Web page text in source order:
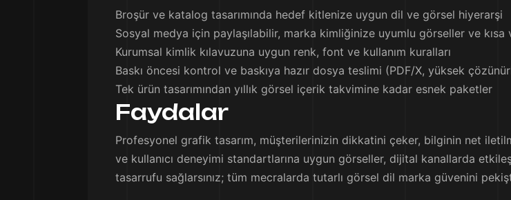
Broşür ve katalog tasarımında hedef kitlenize uygun dil ve görsel hiyerarşi
Sosyal medya için paylaşılabilir, marka kimliğinize uyumlu görseller ve kısa
Kurumsal kimlik kılavuzuna uygun renk, font ve kullanım kuralları
Baskı öncesi kontrol ve baskıya hazır dosya teslimi (PDF/X, yüksek
Tek ürün tasarımından yıllık görsel içerik takvimine kadar esnek paketler
Faydalar
Profesyonel grafik tasarım, müşterilerinizin dikkatini çeker, bilginin net
ve kullanıcı deneyimi standartlarına uygun görseller, dijital kanallarda
tasarrufu sağlarsınız; tüm mecralarda tutarlı görsel dil marka güvenini